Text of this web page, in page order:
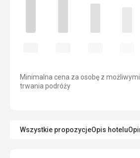
Minimalna cena za osobę z
trwania podróży
Wszystkie propozycjeOpis hotelu